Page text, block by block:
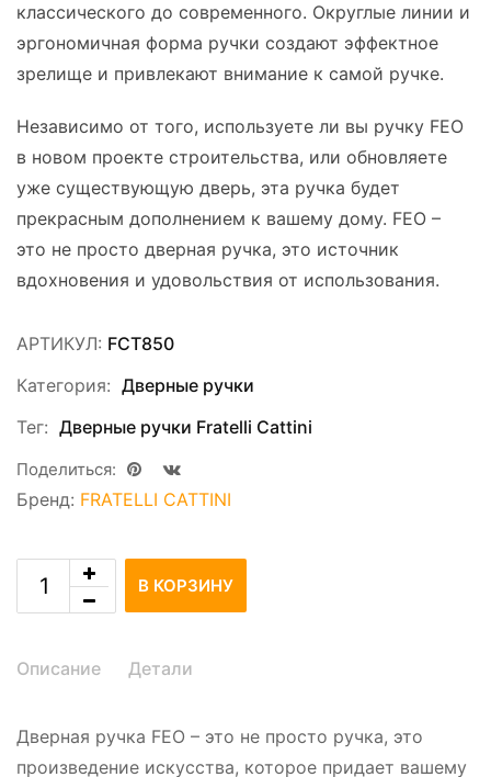
классического до современного. Округлые линии и
эргономичная форма ручки создают эффектное
зрелище и привлекают внимание к самой ручке.
Независимо от того, используете ли вы ручку FEO
в новом проекте строительства, или обновляете
уже существующую дверь, эта ручка будет
прекрасным дополнением к вашему дому. FEO –
это не просто дверная ручка, это источник
вдохновения и удовольствия от использования.
АРТИКУЛ: FCT850
Категория: Дверные ручки
Тег: Дверные ручки Fratelli Cattini
Поделиться:
Бренд: FRATELLI CATTINI
В КОРЗИНУ
Описание Детали
Дверная ручка FEO – это не просто ручка, это
произведение искусства, которое придает вашему